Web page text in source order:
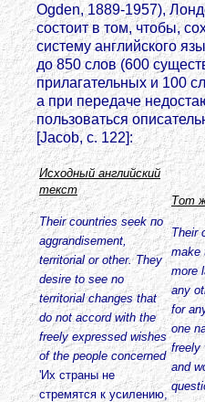
Ogden, 1889-1957),
состоит в том, чтобы,
систему английского
до 850 слов (600
прилагательных и 100
а при передаче
пользоваться
[Jacob, с. 122]:
Исходный английский
текст
Their countries seek по
aggrandisement,
territorial or other. They
desire to see no
territorial changes that
do not accord with the
freely expressed wishes
of the people concerned
'Их страны не
стремятся к усилению,
Тот
Their
make
more
any
for
one
freely
and